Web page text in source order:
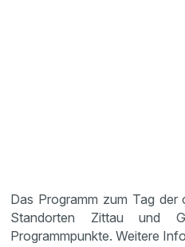
Das Programm zum Tag
Standorten Zittau und
Programmpunkte. Weitere